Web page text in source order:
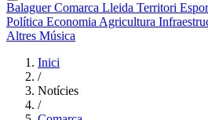
BalaguerComarca Lleida Territori
Política Economia Agricultura
Altres Música
Inici
/
Notícies
/